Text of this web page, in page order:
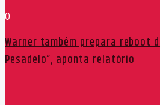
0
Warner também prepara reboot
Pesadelo”, aponta relatório